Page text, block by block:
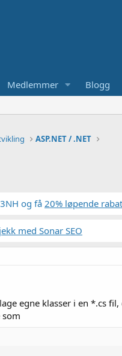
Medlemmer Blogg
ASP.NET / .NET
og få 20% løpende
med Sonar SEO
egne klasser i en *.cs
som